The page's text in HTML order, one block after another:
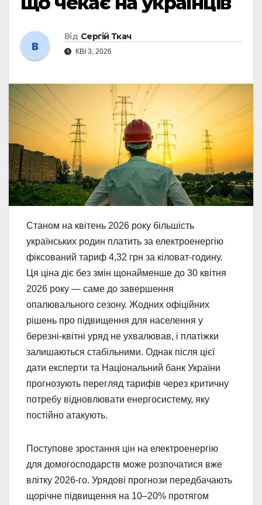
Від Сергій Ткач
КВІ 3, 2026
Станом на квітень 2026 року більшість
українських родин платить за електроенергію
фіксований тариф 4,32 грн за кіловат-годину.
Ця ціна діє без змін щонайменше до 30 квітня
2026 року — саме до завершення
опалювального сезону. Жодних офіційних
рішень про підвищення для населення у
березні-квітні уряд не ухвалював, і платіжки
залишаються стабільними. Однак після цієї
дати експерти та Національний банк України
прогнозують перегляд тарифів через критичну
потребу відновлювати енергосистему, яку
постійно атакують.
Поступове зростання цін на електроенергію
для домогосподарств може розпочатися вже
влітку 2026-го. Урядові прогнози передбачають
щорічне підвищення на 10–20% протягом